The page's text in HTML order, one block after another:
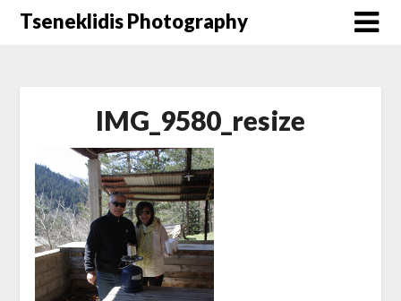
Μετάβαση
Tseneklidis Photography
IMG_9580_resize